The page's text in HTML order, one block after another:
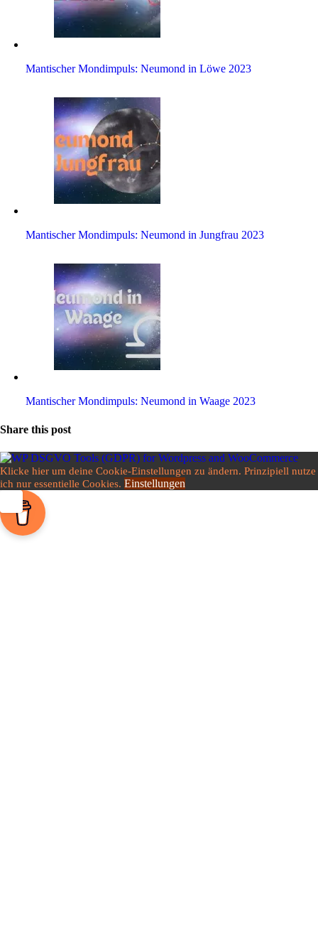
Man­ti­scher Mond­im­puls: Neu­mond in Löwe 2023
Man­ti­scher Mond­im­puls: Neu­mond in Jung­frau 2023
Man­ti­scher Mond­im­puls: Neu­mond in Waage 2023
Share this post
Klicke hier um deine Cookie-Einstellungen zu ändern. Prinzipiell nutze
ich nur essentielle Cookies. Einstellungen